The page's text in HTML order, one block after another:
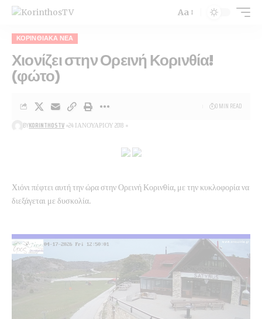
Font
Aa
ΚΟΡΙΝΘΙΑΚΆ ΝΈΑ
Χιονίζει στην Ορεινή Κορινθία!
(φώτο)
BYKORINTHOSTV 24 ΙΑΝΟΥΑΡΊΟΥ 2018
0 MIN READ
Χιόνι πέφτει αυτή την ώρα στην Ορεινή Κορινθία, με την κυκλοφορία να
διεξάγεται με δυσκολία.